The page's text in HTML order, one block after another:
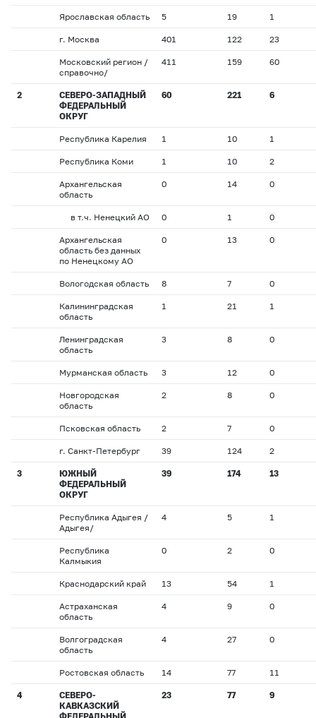
Ярославская область 5 19 1
г. Москва 401 122 23
Московский регион /
справочно/
411 159 60
2
СЕВЕРО-ЗАПАДНЫЙ
ФЕДЕРАЛЬНЫЙ
ОКРУГ
60 221 6
Республика Карелия 1 10 1
Республика Коми 1 10 2
Архангельская
область
0 14 0
в т.ч. Ненецкий АО 0 1 0
Архангельская
область без данных
по Ненецкому АО
0 13 0
Вологодская область 8 7 0
Калининградская
область
1 21 1
Ленинградская
область
3 8 0
Мурманская область 3 12 0
Новгородская
область
2 8 0
Псковская область 2 7 0
г. Санкт-Петербург 39 124 2
3
ЮЖНЫЙ
ФЕДЕРАЛЬНЫЙ
ОКРУГ
39 174 13
Республика Адыгея /
Адыгея/
4 5 1
Республика
Калмыкия
0 2 0
Краснодарский край 13 54 1
Астраханская
область
4 9 0
Волгоградская
область
4 27 0
Ростовская область 14 77 11
4
СЕВЕРО-
КАВКАЗСКИЙ
23 77 9